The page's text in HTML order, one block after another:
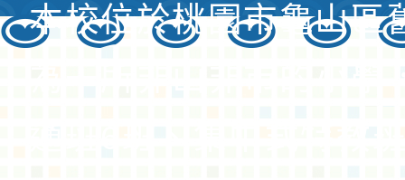
本校位於桃園市龜山區